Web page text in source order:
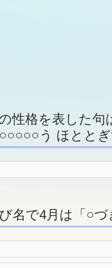
格を表した句
う ほとと
で4月は「○づ